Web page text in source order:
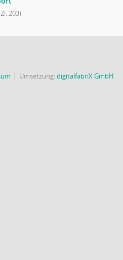
203)
Umsetzung:digitalfabriX GmbH